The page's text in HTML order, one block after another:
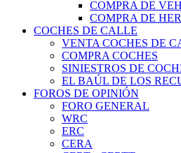
COMPRA DE
COMPRA DE
COCHES DE CALLE
VENTA COCHES DE
COMPRA COCHES
SINIESTROS DE
EL BAÚL DE LOS
FOROS DE OPINIÓN
FORO GENERAL
WRC
ERC
CERA